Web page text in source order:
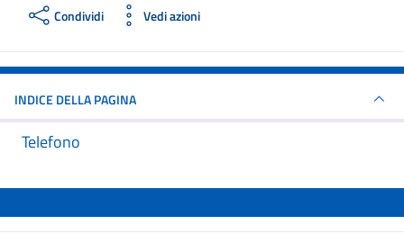
Condividi Vedi azioni
INDICE DELLA PAGINA
Telefono